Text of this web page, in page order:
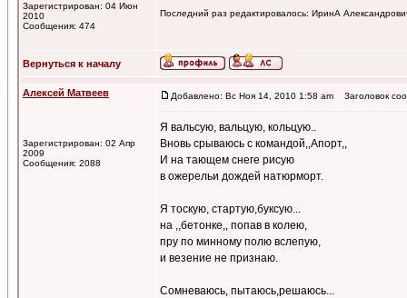
Зарегистрирован: 04 Июн
2010
Сообщения: 474
Последний раз редактировалось: ИринА
Вернуться к началу
Алексей Матвеев
Зарегистрирован: 02 Апр
2009
Сообщения: 2088
Добавлено: Вс Ноя 14, 2010 1:58 am Заголовок
Я вальсую, вальцую, кольцую..
Вновь срываюсь с командой,,Апорт,,
И на тающем снеге рисую
в ожерельи дождей натюрморт.
Я тоскую, стартую,буксую...
на ,,бетонке,, попав в колею,
пру по минному полю вслепую,
и везение не признаю.
Сомневаюсь, пытаюсь,решаюсь...